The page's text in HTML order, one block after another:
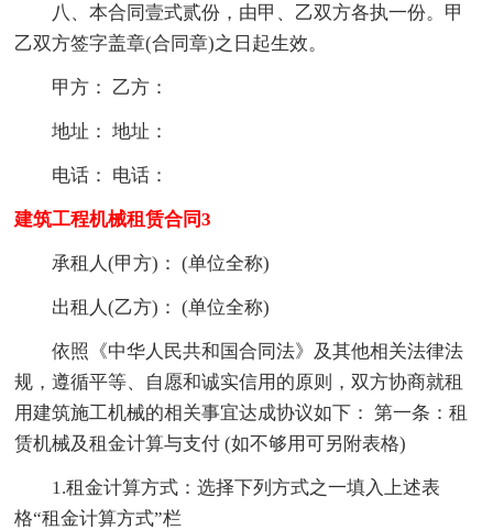
八、本合同壹式贰份，由甲、乙双方各执一份。甲
乙双方签字盖章(合同章)之日起生效。
甲方： 乙方：
地址： 地址：
电话： 电话：
建筑工程机械租赁合同3
承租人(甲方)： (单位全称)
出租人(乙方)： (单位全称)
依照《中华人民共和国合同法》及其他相关法律法
规，遵循平等、自愿和诚实信用的原则，双方协商就租
用建筑施工机械的相关事宜达成协议如下： 第一条：租
赁机械及租金计算与支付 (如不够用可另附表格)
1.租金计算方式：选择下列方式之一填入上述表
格“租金计算方式”栏